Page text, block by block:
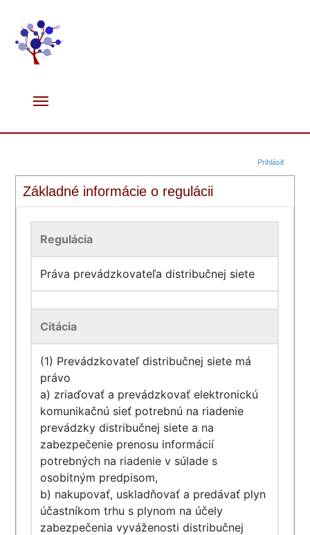
Prihlásiť
Základné informácie o regulácii
Regulácia
Práva prevádzkovateľa distribučnej siete
Citácia
(1) Prevádzkovateľ distribučnej siete má
právo
a) zriaďovať a prevádzkovať elektronickú
komunikačnú sieť potrebnú na riadenie
prevádzky distribučnej siete a na
zabezpečenie prenosu informácií
potrebných na riadenie v súlade s
osobitným predpisom,
b) nakupovať, uskladňovať a predávať plyn
účastníkom trhu s plynom na účely
zabezpečenia vyváženosti distribučnej